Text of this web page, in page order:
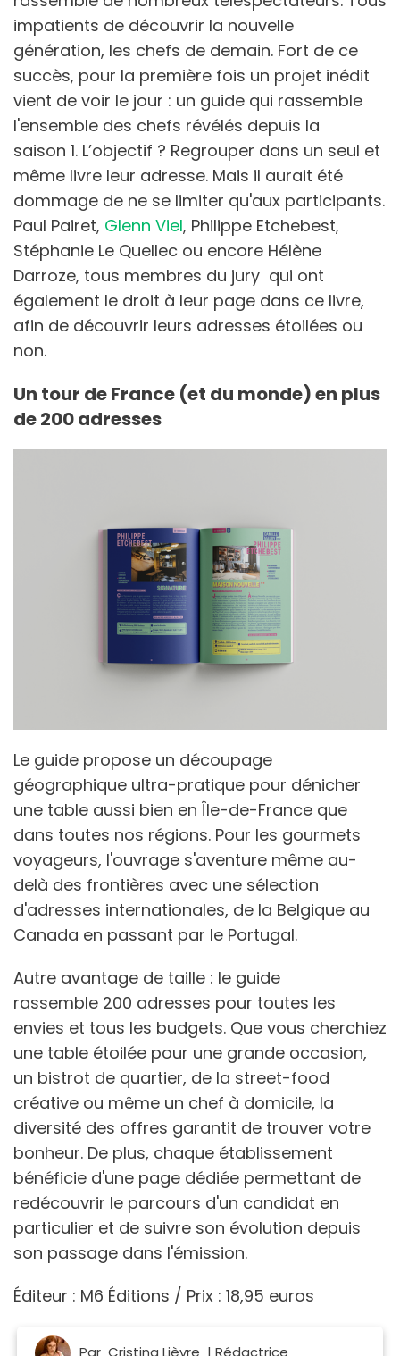
impatients de découvrir la nouvelle
génération, les chefs de demain. Fort de ce
succès, pour la première fois un projet inédit
vient de voir le jour : un guide qui rassemble
l'ensemble des chefs révélés depuis la
saison 1. L’objectif ? Regrouper dans un seul et
même livre leur adresse. Mais il aurait été
dommage de ne se limiter qu'aux participants.
Paul Pairet, Glenn Viel, Philippe Etchebest,
Stéphanie Le Quellec ou encore Hélène
Darroze, tous membres du jury qui ont
également le droit à leur page dans ce livre,
afin de découvrir leurs adresses étoilées ou
non.
Un tour de France (et du monde) en plus
de 200 adresses
Le guide propose un découpage
géographique ultra-pratique pour dénicher
une table aussi bien en Île-de-France que
dans toutes nos régions. Pour les gourmets
voyageurs, l'ouvrage s'aventure même au-
delà des frontières avec une sélection
d'adresses internationales, de la Belgique au
Canada en passant par le Portugal.
Autre avantage de taille : le guide
rassemble 200 adresses pour toutes les
envies et tous les budgets. Que vous cherchiez
une table étoilée pour une grande occasion,
un bistrot de quartier, de la street-food
créative ou même un chef à domicile, la
diversité des offres garantit de trouver votre
bonheur. De plus, chaque établissement
bénéficie d'une page dédiée permettant de
redécouvrir le parcours d'un candidat en
particulier et de suivre son évolution depuis
son passage dans l'émission.
Éditeur : M6 Éditions / Prix : 18,95 euros
Par Cristina Lièvre | Rédactrice